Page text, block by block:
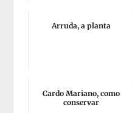
Arruda, a planta
Cardo Mariano, como
conservar